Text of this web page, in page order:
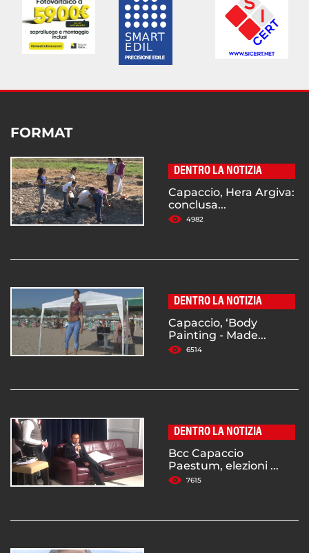
FORMAT
DENTRO LA NOTIZIA
Capaccio, Hera Argiva:
conclusa...
4982
DENTRO LA NOTIZIA
Capaccio, ‘Body
Painting - Made...
6514
DENTRO LA NOTIZIA
Bcc Capaccio
Paestum, elezioni ...
7615